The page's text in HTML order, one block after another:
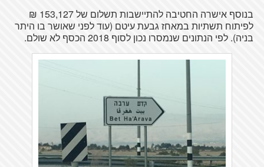
בנוסף אישרה החטיבה להתיישבות תשלום של 153,127 ₪
לפיתוח תשתיות במאחז גבעת עיטם (עוד לפני שאושר בו היתר
בניה). לפי הנתונים שנמסרו נכון לסוף 2018 הכסף לא שולם.